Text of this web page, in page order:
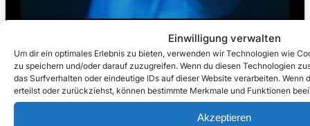
Einwilligung verwalten
Um dir ein optimales Erlebnis zu bieten, verwenden wir Technologien wie
zu speichern und/oder darauf zuzugreifen. Wenn du diesen Technologien
das Surfverhalten oder eindeutige IDs auf dieser Website verarbeiten. Wenn
erteilst oder zurückziehst, können bestimmte Merkmale und Funktionen
Akzeptieren
Mehr LGBTIQ+ Musikclips gibt es unter
Musikvideos.